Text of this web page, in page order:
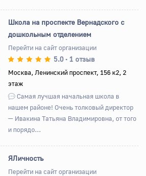
Школа на проспекте Вернадского с
дошкольным отделением
Перейти на сайт организации
5.0 • 1 отзыв
Москва, Ленинский проспект, 156 к2, 2
этаж
Самая лучшая начальная школа в
нашем районе! Очень толковый директор
— Ивакина Татьяна Владимировна, от того
и порядо...
ЯЛичность
Перейти на сайт организации